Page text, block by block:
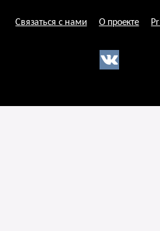
Связаться с нами О проекте